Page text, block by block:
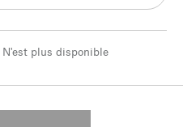
N'est plus disponible